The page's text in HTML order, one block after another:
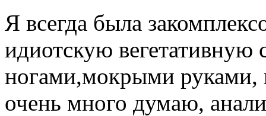
Я всегда была
идиотскую
ногами,мокрыми руками,
очень много думаю,